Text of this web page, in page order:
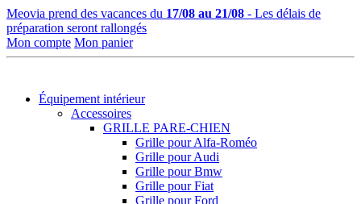
Meovia prend des vacances du 17/08 au 21/08 - Les délais de
préparation seront rallongés
Mon compte Mon panier
Équipement intérieur
Accessoires
GRILLE PARE-CHIEN
Grille pour Alfa-Roméo
Grille pour Audi
Grille pour Bmw
Grille pour Fiat
Grille pour Ford